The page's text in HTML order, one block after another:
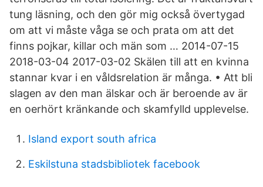
tung läsning, och den gör mig också övertygad
om att vi måste våga se och prata om att det
finns pojkar, killar och män som … 2014-07-15
2018-03-04 2017-03-02 Skälen till att en kvinna
stannar kvar i en våldsrelation är många. • Att bli
slagen av den man älskar och är beroende av är
en oerhört kränkande och skamfylld upplevelse.
Island export south africa
Eskilstuna stadsbibliotek facebook